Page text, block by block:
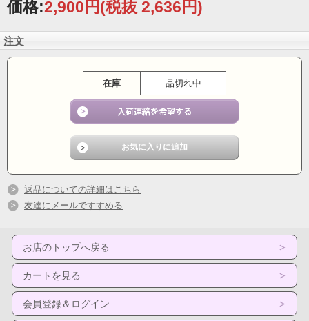
価格:2,900円(税抜 2,636円)
注文
在庫 品切れ中
返品についての詳細はこちら
友達にメールですすめる
お店のトップへ戻る
カートを見る
会員登録＆ログイン